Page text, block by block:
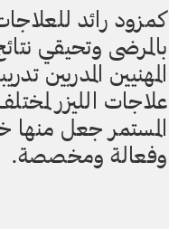
كمزود رائد
بالمرضى وتحيقي
المهنيين المدربين
علاجات الليزر
المستمر جعل منها
وفعالة ومخصصة.